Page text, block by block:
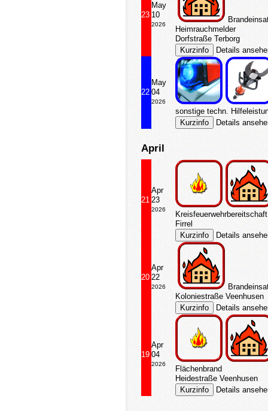
23
May
10
2026
Heimrauchmelder
Dorfstraße Terborg
Details
22
May
04
2026
sonstige techn.
Details
April
21
Apr
23
2026
Firrel
Details
20
Apr
22
2026
Koloniestraße Veenhusen
Details
19
Apr
04
2026
Flächenbrand
Heidestraße Veenhusen
Details